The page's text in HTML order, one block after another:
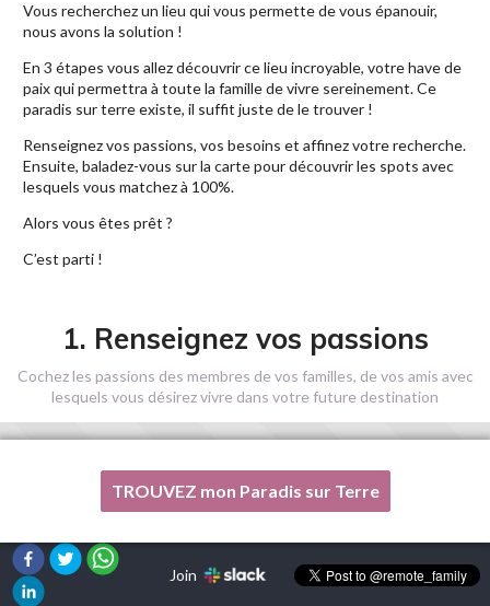
Vous recherchez un lieu qui vous permette de vous épanouir,
nous avons la solution !
En 3 étapes vous allez découvrir ce lieu incroyable, votre have de
paix qui permettra à toute la famille de vivre sereinement. Ce
paradis sur terre existe, il suffit juste de le trouver !
Renseignez vos passions, vos besoins et affinez votre recherche.
Ensuite, baladez-vous sur la carte pour découvrir les spots avec
lesquels vous matchez à 100%.
Alors vous êtes prêt ?
C’est parti !
1. Renseignez vos passions
Cochez les passions des membres de vos familles, de vos amis avec
lesquels vous désirez vivre dans votre future destination
Une de mes passions n'est pas listée ici, s'il vous plaît, aidez-
TROUVEZ mon Paradis sur Terre
Join